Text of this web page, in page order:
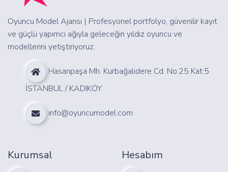
Oyuncu Model Ajansı | Profesyonel portfolyo, güvenilir kayıt
ve güçlü yapımcı ağıyla geleceğin yıldız oyuncu ve
modellerini yetiştiriyoruz.
Hasanpaşa Mh. Kurbağalıdere Cd. No:25 Kat:5
İSTANBUL / KADIKÖY.
info@oyuncumodel.com
Kurumsal Hesabım